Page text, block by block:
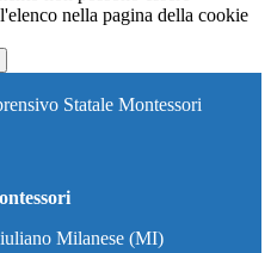
nella pagina della cookie
Statale Montessori
Milanese (MI)